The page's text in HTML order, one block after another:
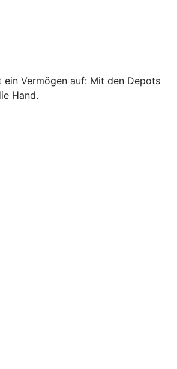
Vermögen auf: Mit den Depots
Hand.